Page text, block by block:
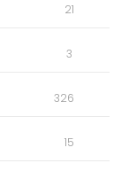
21
3
326
15